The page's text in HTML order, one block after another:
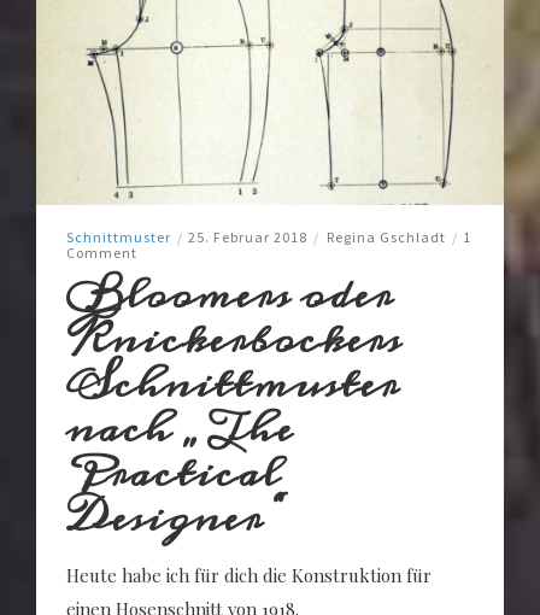
Schnittmuster / 25. Februar 2018 / Regina Gschladt / 1
Comment
Bloomers oder
Knickerbockers
Schnittmuster
nach „The
Practical
Designer“
Heute habe ich für dich die Konstruktion für
einen Hosenschnitt von 1918.